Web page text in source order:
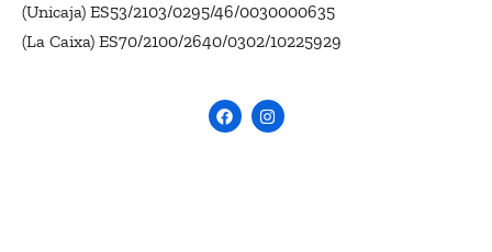
(Unicaja) ES53/2103/0295/46/0030000635
(La Caixa) ES70/2100/2640/0302/10225929